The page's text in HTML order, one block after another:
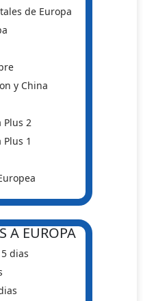
de Europa
y China
Plus 2
1
A EUROPA
dias